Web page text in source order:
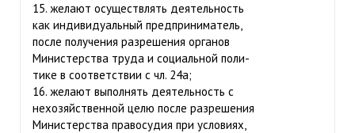
15. желают осуществлять деятельность
как индивидуальный предприниматель,
после получения разрешения органов
Министерства труда и социальной поли-
тике в соответствии с чл. 24а;
16. желают выполнять деятельность с
нехозяйственной целю после разрешения
Министерства правосудия при условиях,